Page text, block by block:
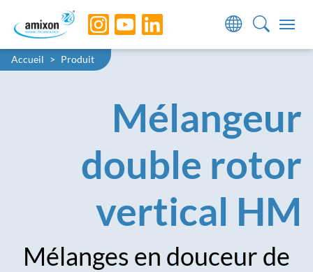
Skip to main navigation
Skip to main content
Skip to page footer
You are here:
Accueil Produit
Mélangeur
double rotor
vertical HM
Mélanges en douceur de